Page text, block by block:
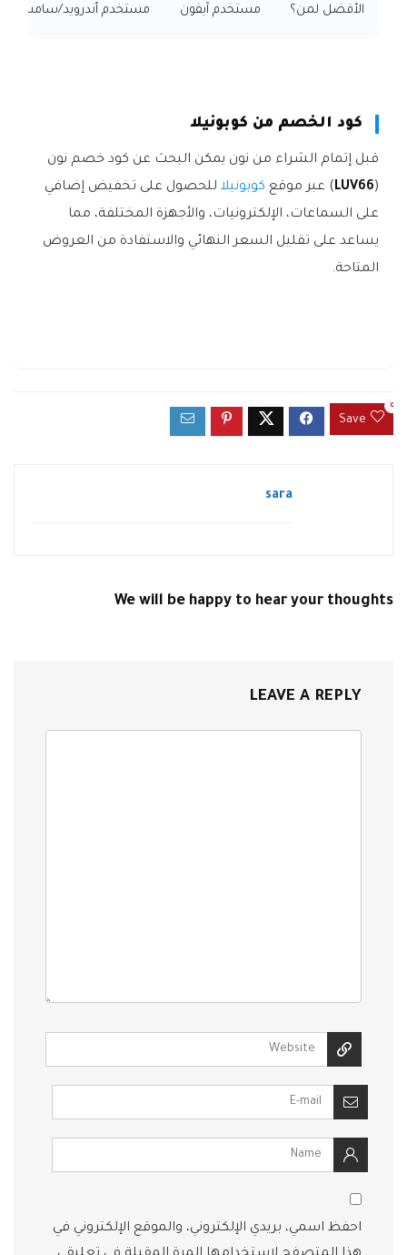
الأفضل لمن؟ مستخدم آيفون مستخدم أندرويد/سامسونج
كود الخصم من كوبونيلا
قبل إتمام الشراء من نون يمكن البحث عن كود خصم نون
(
LUV66) عبر موقع كوبونيلا للحصول على تخفيض إضافي
على السماعات، الإلكترونيات، والأجهزة المختلفة، مما
يساعد على تقليل السعر النهائي والاستفادة من العروض
المتاحة.
Save
0
sara
We will be happy to hear your thoughts
LEAVE A REPLY
احفظ اسمي، بريدي الإلكتروني، والموقع الإلكتروني في